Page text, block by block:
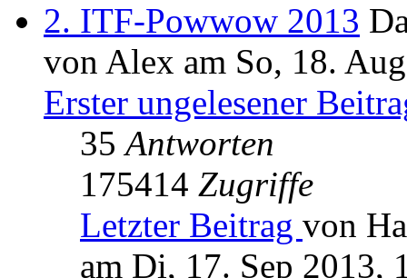
2. ITF-Powwow 2013
von Alex am So, 18.
Erster ungelesener
35Antworten
175414 Zugriffe
Letzter Beitrag von
am Di, 17. Sep 2013,